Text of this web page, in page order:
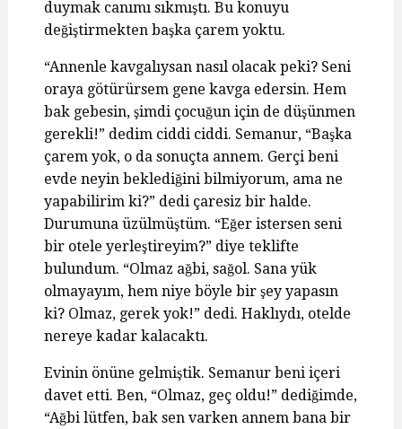
duymak canımı sıkmıştı. Bu konuyu
değiştirmekten başka çarem yoktu.
“Annenle kavgalıysan nasıl olacak peki? Seni
oraya götürürsem gene kavga edersin. Hem
bak gebesin, şimdi çocuğun için de düşünmen
gerekli!” dedim ciddi ciddi. Semanur, “Başka
çarem yok, o da sonuçta annem. Gerçi beni
evde neyin beklediğini bilmiyorum, ama ne
yapabilirim ki?” dedi çaresiz bir halde.
Durumuna üzülmüştüm. “Eğer istersen seni
bir otele yerleştireyim?” diye teklifte
bulundum. “Olmaz ağbi, sağol. Sana yük
olmayayım, hem niye böyle bir şey yapasın
ki? Olmaz, gerek yok!” dedi. Haklıydı, otelde
nereye kadar kalacaktı.
Evinin önüne gelmiştik. Semanur beni içeri
davet etti. Ben, “Olmaz, geç oldu!” dediğimde,
“Ağbi lütfen, bak sen varken annem bana bir